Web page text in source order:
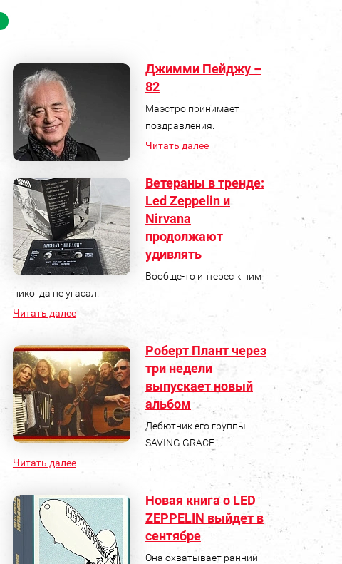
Джимми Пейджу –
82
Маэстро принимает
поздравления.
Читать далее
Ветераны в тренде:
Led Zeppelin и
Nirvana
продолжают
удивлять
Вообще-то интерес к ним
никогда не угасал.
Читать далее
Роберт Плант через
три недели
выпускает новый
альбом
Дебютник его группы
SAVING GRACE.
Читать далее
Новая книга о LED
ZEPPELIN выйдет в
сентябре
Она охватывает ранний